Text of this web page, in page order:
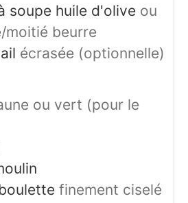
soupe huile d'olive ou
moitié beurre
écrasée (optionnelle)
ou vert (pour le
finement ciselé